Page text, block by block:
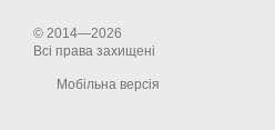
© 2014—2026
Всі права захищені
Мобільна версія